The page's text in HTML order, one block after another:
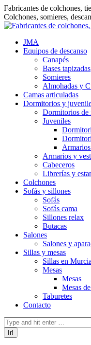
Saltar
al
contenido
Fabricantes de colchones,
Colchones, somieres,
JMA
Equipos de descanso
Canapés
Bases tapizadas
Somieres
Almohadas y
Camas articuladas
Dormitorios y
Dormitorios de
Juveniles
Armarios y
Cabeceros
Librerías y
Colchones
Sofás y sillones
Sofás
Sofás cama
Sillones relax
Butacas
Salones
Salones y
Sillas y mesas
Sillas en Murcia
Mesas
Mesas
Mesas
Taburetes
Contacto
Buscar: